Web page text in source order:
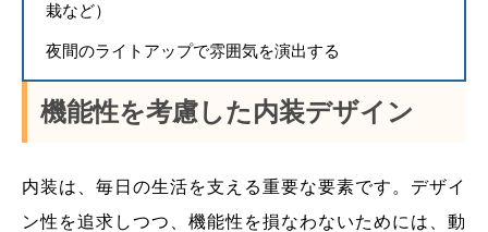
栽など）
夜間のライトアップで雰囲気を演出する
機能性を考慮した内装デザイン
内装は、毎日の生活を支える重要な要素です。デザイ
ン性を追求しつつ、機能性を損なわないためには、動